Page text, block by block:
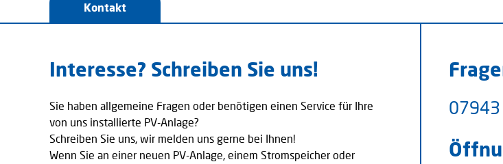
Kontakt
Interesse? Schreiben Sie uns!
Sie haben allgemeine Fragen oder benötigen einen Service für Ihre
von uns installierte PV-Anlage?
Schreiben Sie uns, wir melden uns gerne bei Ihnen!
Wenn Sie an einer neuen PV-Anlage, einem Stromspeicher oder